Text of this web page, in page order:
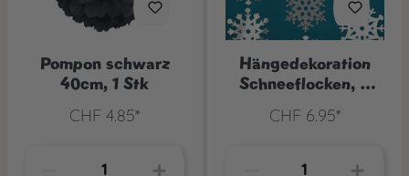
Pompon schwarz
40cm, 1 Stk
CHF 4.85*
Hängedekoration
Schneeflocken, 6
CHF 6.95*